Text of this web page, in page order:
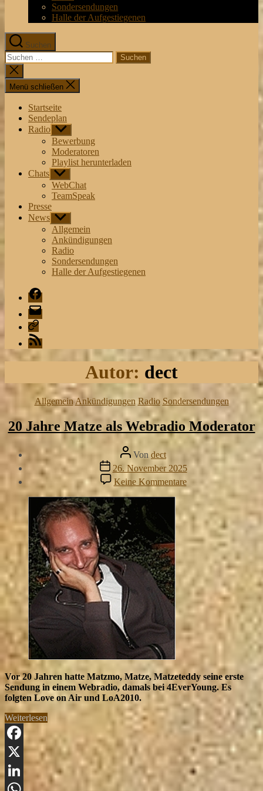
Sondersendungen
Halle der Aufgestiegenen
Suchen
Suchen
nach:
Suche
schließen
Menü schließen
Startseite
Sendeplan
Radio Untermenü
anzeigen
Bewerbung
Moderatoren
Playlist herunterladen
Chats Untermenü
anzeigen
WebChat
TeamSpeak
Presse
News Untermenü
anzeigen
Allgemein
Ankündigungen
Radio
Sondersendungen
Halle der Aufgestiegenen
Facebook
Mail
Playlist
RSS
Autor: dect
Kategorien
AllgemeinAnkündigungen Radio Sondersendungen
20 Jahre Matze als Webradio Moderator
Beitragsautor
Von dect
Veröffentlichungsdatum
26. November 2025
Keine Kommentarezu
20
Matze
als
Webradio
Moderator
Vor 20 Jahren hatte Matzmo, Matze, Matzeteddy seine erste
Sendung in einem Webradio, damals bei 4EverYoung. Es
folgten Love on Air und LoA2010.
Weiterlesen
Matze
als
Webradio
Moderator“
Facebook
X
LinkedIn